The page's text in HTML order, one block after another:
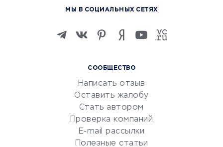
Изучение иностранных
Маркетинг и продажи
Репетиторство
Красота и здоровье
Сервисы по поиску работы
Сетевой маркетинг
СООБЩЕСТВО
Написать отзыв
Оставить жалобу
Стать автором
Проверка компаний
E-mail рассылки
Полезные статьи
МЫ В СОЦИАЛЬНЫХ СЕТЯХ